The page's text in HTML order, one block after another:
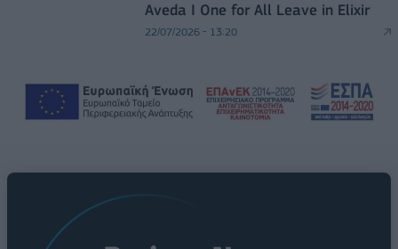
Aveda I One for All Leave in Elixir
22/07/2026 - 13:20